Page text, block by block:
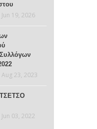
Jun 19, 2026
Aug 23, 2023
Jun 03, 2022